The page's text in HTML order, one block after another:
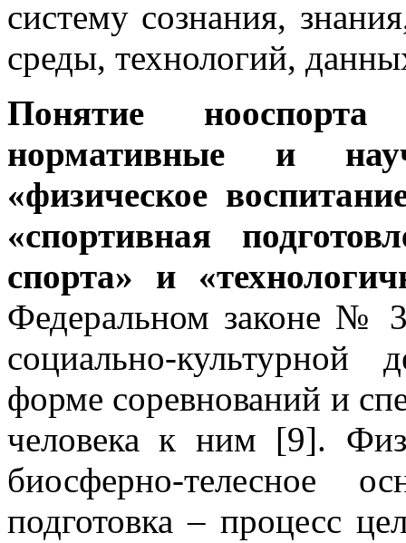
систему сознания,
среды, технологий,
Понятие
нормативные и
«физическое
«спортивная
спорта» и
Федеральном законе №
социально-культурной
форме соревнований и
человека к ним [9].
биосферно-телесное
подготовка – процесс